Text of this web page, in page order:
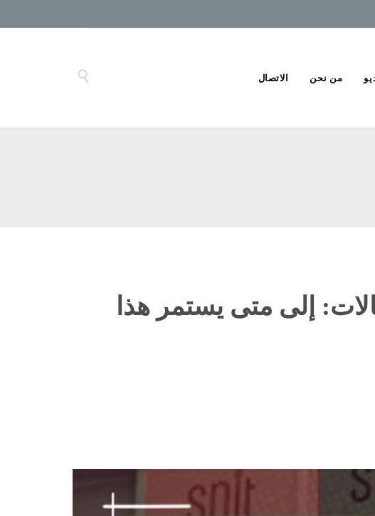
من نحن الاتصال 
إلى متى يستمر هذا